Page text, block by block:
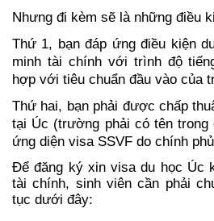
Nhưng đi kèm sẽ là những điều
Thứ 1, bạn đáp ứng điều kiện
minh tài chính với trình độ
hợp với tiêu chuẩn đầu vào của
Thứ hai, bạn phải được chấp
tại Úc (trường phải có tên
ứng diện visa SSVF do chính
Để đăng ký xin visa du học Úc
tài chính, sinh viên cần phải
tục dưới đây: